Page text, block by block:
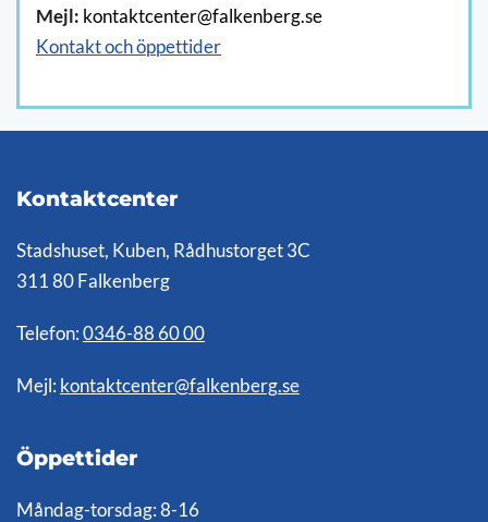
Mejl: kontaktcenter@falkenberg.se
Kontakt och öppettider
Kontaktcenter
Stadshuset, Kuben, Rådhustorget 3C
311 80 Falkenberg
Telefon: 0346-88 60 00
Mejl: kontaktcenter@falkenberg.se
Öppettider
Måndag-torsdag: 8-16